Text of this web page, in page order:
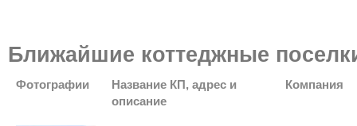
Ближайшие коттеджные
Фотографии
Название КП, адрес и
описание
Компания